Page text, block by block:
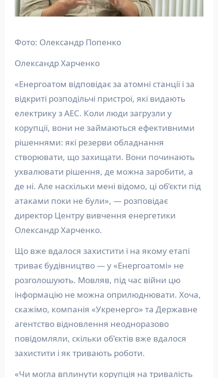
Фото: Олександр Попенко
Олександр Харченко
«Енергоатом відповідає за атомні станції і за
відкриті розподільчі пристрої, які видають
електрику з АЕС. Коли люди загрузли у
корупції, вони не займаються ефективними
рішеннями: які резерви обладнання
створювати, що захищати. Вони починають
ухвалювати рішення, де можна заробити, а
де ні. Але наскільки мені відомо, ці об’єкти під
атаками поки не були», — розповідає
директор Центру вивчення енергетики
Олександр Харченко.
Що вже вдалося захистити і на якому етапі
триває будівництво — у «Енергоатомі» не
розголошують. Мовляв, під час війни цю
інформацію не можна оприлюднювати. Хоча,
скажімо, компанія «Укренерго» та Державне
агентство відновлення неодноразово
повідомляли, скільки об’єктів вже вдалося
захистити і як тривають роботи.
«Чи могла вплинути корупція на тривалість